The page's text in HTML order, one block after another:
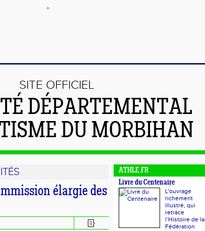
SITE OFFICIEL
DÉPARTEMENTAL
DU MORBIHAN
élargie des
ATHLE.FR
Livre du Centenaire
L'ouvrage
richement
illustré, qui
retrace
l’Histoire de la
Fédération